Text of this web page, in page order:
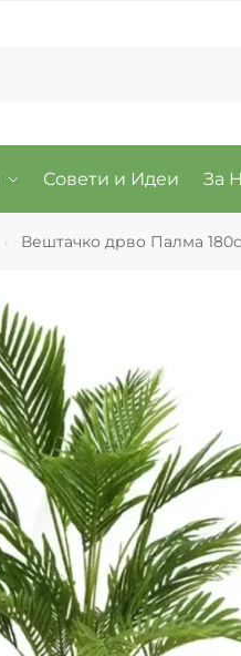
Совети и Идеи За
› Вештачко дрво Палма